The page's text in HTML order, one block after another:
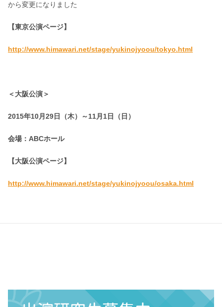
から変更になりました
【東京公演ページ】
http://www.himawari.net/stage/yukinojyoou/tokyo.html
＜大阪公演＞
2015年10月29日（木）～11月1日（日）
会場：ABCホール
【大阪公演ページ】
http://www.himawari.net/stage/yukinojyoou/osaka.html